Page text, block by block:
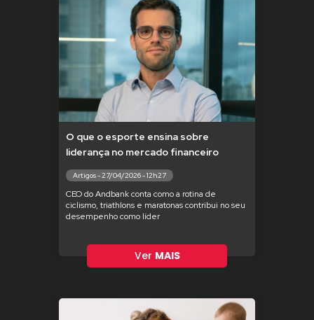
O que o esporte ensina sobre
liderança no mercado financeiro
Artigos - 27/04/2026 - 12h27
CEO do Andbank conta como a rotina de
ciclismo, triathlons e maratonas contribui no seu
desempenho como líder
Ver MAIS